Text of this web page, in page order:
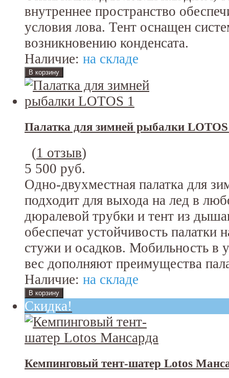
внутреннее пространство
условия лова. Тент оснащен
возникновению конденсата.
Наличие: на складе
Палатка для зимней рыбалки
(1 отзыв)
5 500 руб.
Одно-двухместная палатка для
подходит для выхода на лед в
дюралевой трубки и тент из
обеспечат устойчивость палатки
стужи и осадков. Мобильность в
вес дополняют преимущества
Наличие: на складе
Скидка!
Кемпинговый тент-шатер Lotos